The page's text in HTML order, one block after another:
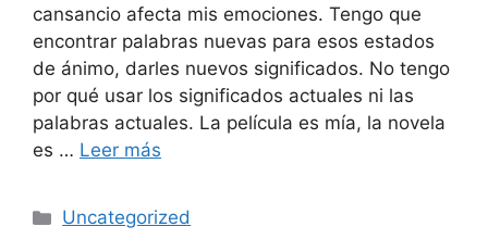
cansancio afecta mis emociones. Tengo que
encontrar palabras nuevas para esos estados
de ánimo, darles nuevos significados. No tengo
por qué usar los significados actuales ni las
palabras actuales. La película es mía, la novela
es … Leer más
Uncategorized